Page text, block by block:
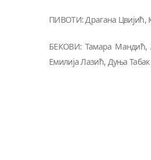
ПИВОТИ: Драгана Цвијић,
БЕКОВИ: Тамара Мандић,
Емилија Лазић, Дуња Табак